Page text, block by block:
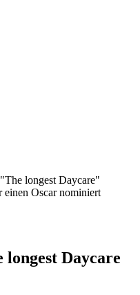
longest Daycare"
einen Oscar nominiert
longest Daycare